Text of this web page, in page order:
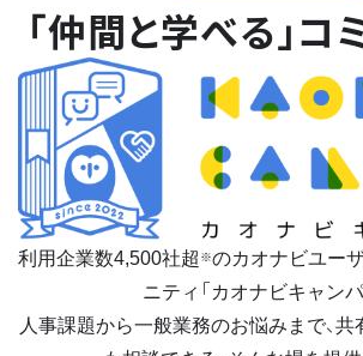
「仲間と学べる」コ
利用企業数4,500社超 ※のカオナビユー
ニティ「カオナビキャンパ
人事課題から一般業務のお悩みまで、共